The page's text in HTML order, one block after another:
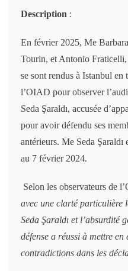
Description :
En février 2025, Me
Tourin, et Antonio
se sont rendus à Istanbul en
l’OIAD pour observer
Seda Şaraldı, accusée
pour avoir défendu ses
antérieurs. Me Seda
au 7 février 2024.
Selon les observateurs de
avec une clarté particulière
Seda Şaraldı et l’absurdité
défense a réussi à mettre en
contradictions dans les